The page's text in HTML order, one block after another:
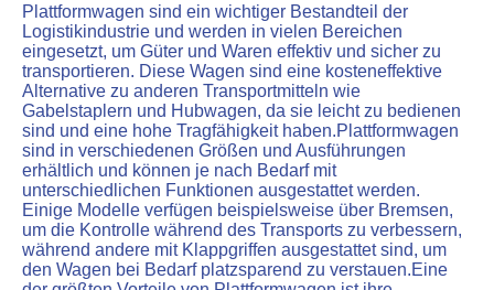
Plattformwagen sind ein wichtiger Bestandteil der
Logistikindustrie und werden in vielen Bereichen
eingesetzt, um Güter und Waren effektiv und sicher zu
transportieren. Diese Wagen sind eine kosteneffektive
Alternative zu anderen Transportmitteln wie
Gabelstaplern und Hubwagen, da sie leicht zu bedienen
sind und eine hohe Tragfähigkeit haben.Plattformwagen
sind in verschiedenen Größen und Ausführungen
erhältlich und können je nach Bedarf mit
unterschiedlichen Funktionen ausgestattet werden.
Einige Modelle verfügen beispielsweise über Bremsen,
um die Kontrolle während des Transports zu verbessern,
während andere mit Klappgriffen ausgestattet sind, um
den Wagen bei Bedarf platzsparend zu verstauen.Eine